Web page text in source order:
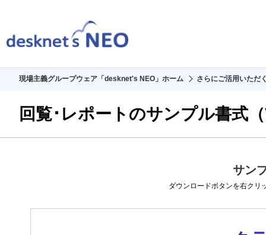
製品情報
現場主義グループウェア「desknet's NEO」ホーム さらにご活用いただ
回覧･レポートのサンプル書式
サン
ダウンロードボタンを右クリ